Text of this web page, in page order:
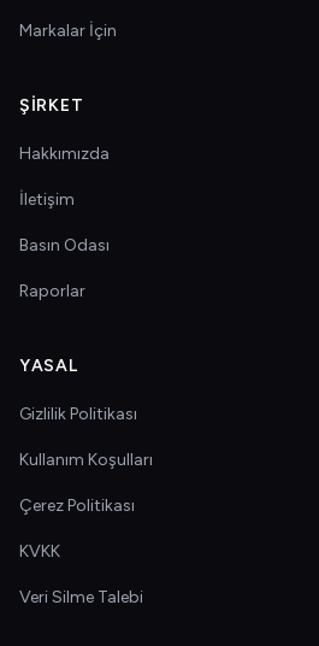
Markalar İçin
ŞIRKET
Hakkımızda
İletişim
Basın Odası
Raporlar
YASAL
Gizlilik Politikası
Kullanım Koşulları
Çerez Politikası
KVKK
Veri Silme Talebi